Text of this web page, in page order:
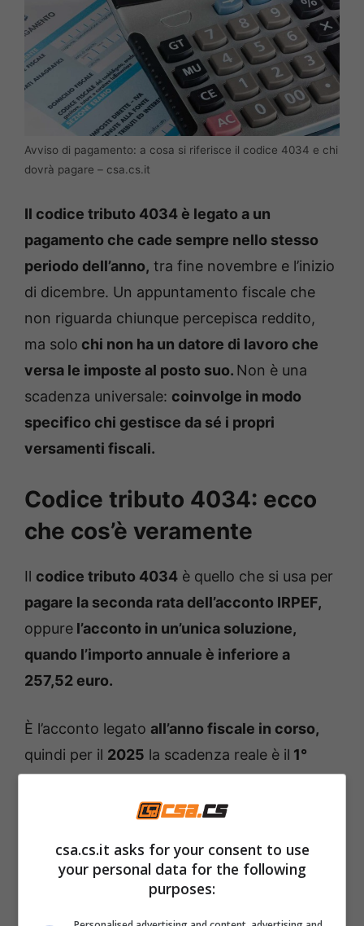
Avviso di pagamento: a cosa si riferisce il codice 4034 e chi
dovrà pagare – csa.cs.it
Il codice tributo 4034 è legato a un
pagamento che cade sempre nello stesso
periodo dell’anno, tra fine novembre e l’inizio
di dicembre. Un appuntamento fiscale che
non riguarda chiunque percepisca reddito,
ma solo chi non ha un datore di lavoro che
versa le imposte al posto suo. Non è una
scadenza universale: coinvolge in modo
specifico chi gestisce da sé i propri
versamenti fiscali.
Codice tributo 4034: ecco
che cos’è veramente
Il codice tributo 4034 è quello che si usa per
pagare la seconda rata dell’acconto IRPEF,
oppure l’acconto in un’unica soluzione,
quando l’importo annuale è inferiore a
257,52 euro.
È l’acconto legato all’anno fiscale in corso,
quindi per il 2025 la scadenza reale è il 1°
domenica. Se si riceve la notifica in questi
il momento di versare quella parte di imposta.
csa.cs.it asks for your consent to use
your personal data for the following
purposes: